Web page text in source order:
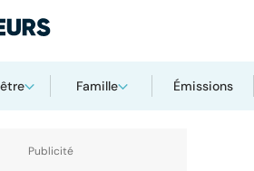
Famille Émissions